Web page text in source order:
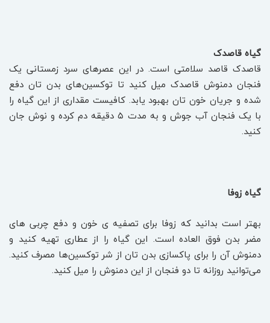
گیاه قاصدک
قاصدک قاصد سلامتی است. در این عصرهای سرد زمستانی یک
فنجان دمنوش قاصدک میل کنید تا توکسین‌های بدن تان دفع
شده و جریان خون تان بهبود یابد. کافیست مقداری از این گیاه را
با یک فنجان آب جوش و به مدت ۵ دقیقه دم کرده و نوش جان
کنید.
گیاه زوفا
بهتر است بدانید که زوفا برای تصفیه ی خون و دفع چربی های
مضر بدن فوق العاده است. این گیاه را از عطاری تهیه کنید و
دمنوش آن را برای پاکسازی بدن تان از شر توکسین‌ها مصرف کنید.
می‌توانید روزانه تا دو فنجان از این دمنوش را میل کنید.